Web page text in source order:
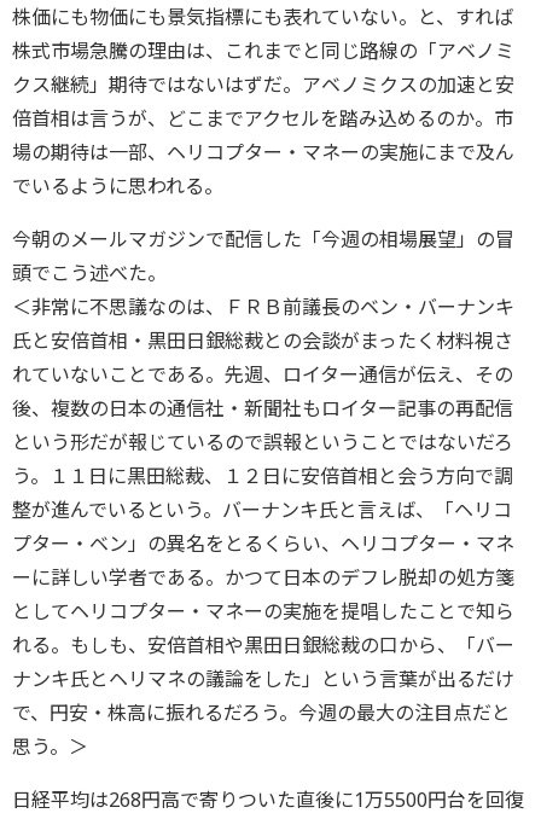
株価にも物価にも景気指標にも表れていない。と、すれば
株式市場急騰の理由は、これまでと同じ路線の「アベノミ
クス継続」期待ではないはずだ。アベノミクスの加速と安
倍首相は言うが、どこまでアクセルを踏み込めるのか。市
場の期待は一部、ヘリコプター・マネーの実施にまで及ん
でいるように思われる。
今朝のメールマガジンで配信した「今週の相場展望」の冒
頭でこう述べた。
＜非常に不思議なのは、ＦＲＢ前議長のベン・バーナンキ
氏と安倍首相・黒田日銀総裁との会談がまったく材料視さ
れていないことである。先週、ロイター通信が伝え、その
後、複数の日本の通信社・新聞社もロイター記事の再配信
という形だが報じているので誤報ということではないだろ
う。１１日に黒田総裁、１２日に安倍首相と会う方向で調
整が進んでいるという。バーナンキ氏と言えば、「ヘリコ
プター・ベン」の異名をとるくらい、ヘリコプター・マネ
ーに詳しい学者である。かつて日本のデフレ脱却の処方箋
としてヘリコプター・マネーの実施を提唱したことで知ら
れる。もしも、安倍首相や黒田日銀総裁の口から、「バー
ナンキ氏とヘリマネの議論をした」という言葉が出るだけ
で、円安・株高に振れるだろう。今週の最大の注目点だと
思う。＞
日経平均は268円高で寄りついた直後に1万5500円台を回復